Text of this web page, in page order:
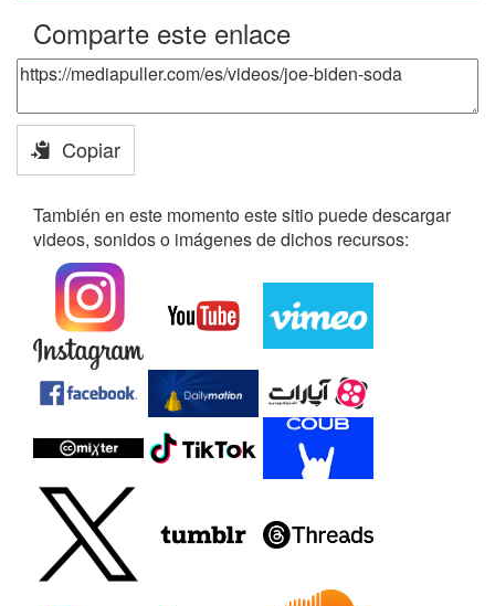
Comparte este enlace
Copiar
También en este momento este sitio puede descargar
videos, sonidos o imágenes de dichos recursos: